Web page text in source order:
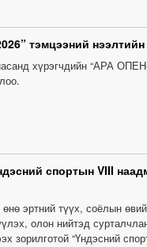
тэмцээний
хүрэгчдийн “АРА
спортын VIII
эртний түүх, соёлын
олон нийтэд
зорилготой “Үндэсний